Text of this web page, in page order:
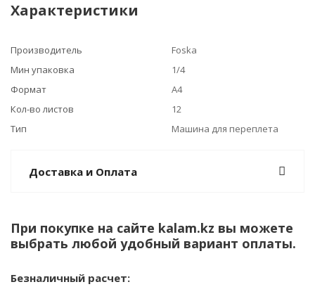
Характеристики
Производитель
Foska
Мин упаковка
1/4
Формат
А4
Кол-во листов
12
Тип
Машина для переплета
Доставка и Оплата
При покупке на сайте kalam.kz вы можете
выбрать любой удобный вариант оплаты.
Безналичный расчет: